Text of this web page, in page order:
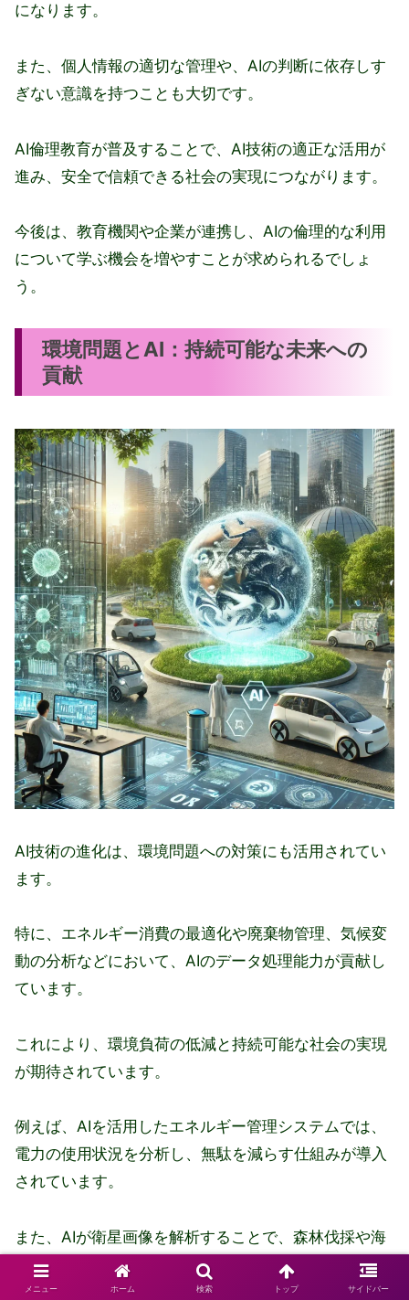
になります。
また、個人情報の適切な管理や、AIの判断に依存しす
ぎない意識を持つことも大切です。
AI倫理教育が普及することで、AI技術の適正な活用が
進み、安全で信頼できる社会の実現につながります。
今後は、教育機関や企業が連携し、AIの倫理的な利用
について学ぶ機会を増やすことが求められるでしょ
う。
環境問題とAI：持続可能な未来への
貢献
AI技術の進化は、環境問題への対策にも活用されてい
ます。
特に、エネルギー消費の最適化や廃棄物管理、気候変
動の分析などにおいて、AIのデータ処理能力が貢献し
ています。
これにより、環境負荷の低減と持続可能な社会の実現
が期待されています。
例えば、AIを活用したエネルギー管理システムでは、
電力の使用状況を分析し、無駄を減らす仕組みが導入
されています。
また、AIが衛星画像を解析することで、森林伐採や海
洋汚染の状況を把握し、早期対応が可能になります。
メニュー ホーム 検索 トップ サイドバー